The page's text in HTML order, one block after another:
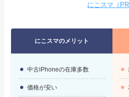
にこスマ（PR
にこスマのメリット
中古iPhoneの在庫多数
価格が安い